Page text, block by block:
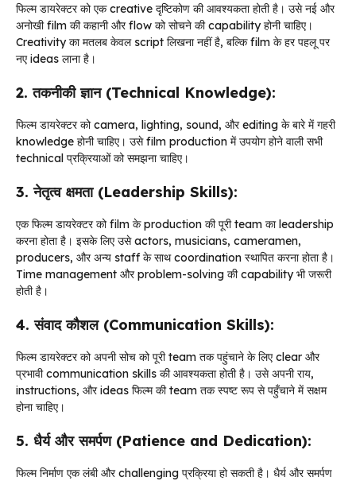
फिल्म डायरेक्टर को एक creative दृष्टिकोण की आवश्यकता होती है। उसे नई और
अनोखी film की कहानी और flow को सोचने की capability होनी चाहिए।
Creativity का मतलब केवल script लिखना नहीं है, बल्कि film के हर पहलू पर
नए ideas लाना है।
2. तकनीकी ज्ञान (Technical Knowledge):
फिल्म डायरेक्टर को camera, lighting, sound, और editing के बारे में गहरी
knowledge होनी चाहिए। उसे film production में उपयोग होने वाली सभी
technical प्रक्रियाओं को समझना चाहिए।
3. नेतृत्व क्षमता (Leadership Skills):
एक फिल्म डायरेक्टर को film के production की पूरी team का leadership
करना होता है। इसके लिए उसे actors, musicians, cameramen,
producers, और अन्य staff के साथ coordination स्थापित करना होता है।
Time management और problem-solving की capability भी जरूरी
होती है।
4. संवाद कौशल (Communication Skills):
फिल्म डायरेक्टर को अपनी सोच को पूरी team तक पहुंचाने के लिए clear और
प्रभावी communication skills की आवश्यकता होती है। उसे अपनी राय,
instructions, और ideas फिल्म की team तक स्पष्ट रूप से पहुँचाने में सक्षम
होना चाहिए।
5. धैर्य और समर्पण (Patience and Dedication):
फिल्म निर्माण एक लंबी और challenging प्रक्रिया हो सकती है। धैर्य और समर्पण